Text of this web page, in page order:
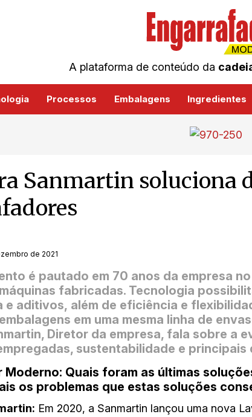
A plataforma de conteúdo da
Processos Embalagens Ingredientes
Sanmartin soluciona
de 2021
é pautado em 70 anos da empresa
fabricadas. Tecnologia
e aditivos, além de eficiência e
em uma mesma linha de
Diretor da empresa, fala sobre a
sustentabilidade e principais
Moderno: Quais foram as últimas
os problemas que estas soluções
Em 2020, a Sanmartin lançou uma nova